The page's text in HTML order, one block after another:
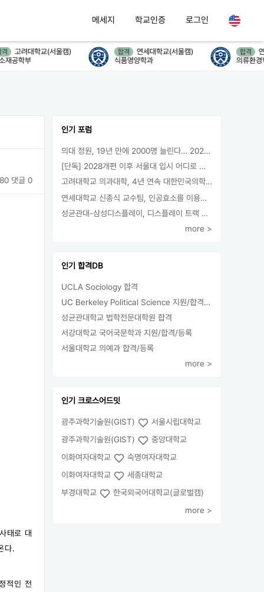
메세지 학교인증 로그인
대학교(서울캠)
부
합격
연세대학교(서울캠)
식품영양학과
합격
연세대
의류환경학과/생
댓글 0
태로 대
다.
적인 전
인기 포럼
의대 정원, 19년 만에 2000명 늘린다… 2025년 입시부터 적용
[단독] 2028개편 이후 서울대 입시 어디로 갈까.. ‘정시40% 폐지 추진’
고려대학교 의과대학, 4년 연속 대한민국의학한림원 정회원 최다 배출 外
연세대학교 신종식 교수팀, 인공효소를 이용한 아민의 키랄전환 세계 최초로 성공
성균관대-삼성디스플레이, 디스플레이 트랙 운영 협약 체결
more >
인기 합격DB
UCLA Sociology 합격
UC Berkeley Political Science 지원/합격/등록
성균관대학교 법학전문대학원 합격
서강대학교 국어국문학과 지원/합격/등록
서울대학교 의예과 합격/등록
more >
인기 크로스어드밋
광주과학기술원(GIST)
서울시립대학교
광주과학기술원(GIST)
중앙대학교
이화여자대학교
숙명여자대학교
이화여자대학교
세종대학교
부경대학교
한국외국어대학교(글로벌캠)
more >